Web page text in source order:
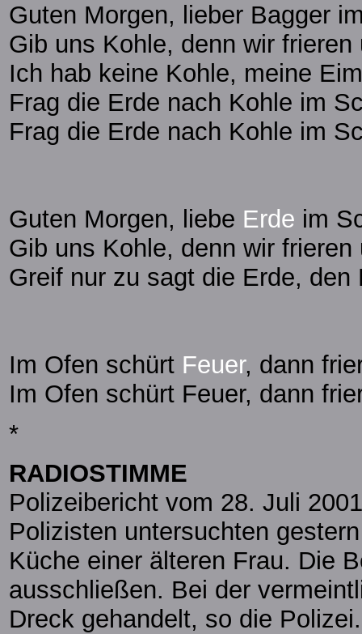
Guten Morgen, lieber Bagger
Gib uns Kohle, denn wir
Ich hab keine Kohle, meine
Frag die Erde nach Kohle im
Frag die Erde nach Kohle im
Guten Morgen, liebe Erde im
Gib uns Kohle, denn wir
Greif nur zu sagt die Erde, den
Im Ofen schürt Feuer, dann
Im Ofen schürt Feuer, dann
*
RADIOSTIMME
Polizeibericht vom 28. Juli 2001
Polizisten untersuchten
Küche einer älteren Frau. Die
ausschließen. Bei der
Dreck gehandelt, so die Polizei.